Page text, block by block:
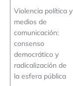
Violencia política y
medios de
comunicación:
consenso
democrático y
radicalización de
la esfera pública